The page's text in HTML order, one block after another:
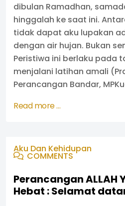
dibulan Ramadhan,
hinggalah ke saat ini.
tidak dapat aku lupakan
dengan air hujan. Bukan
Peristiwa ini berlaku pada
menjalani latihan amali
Perancangan Bandar,
Read more …
Aku Dan Kehidupan
COMMENTS
Perancangan ALLAH
Hebat : Selamat